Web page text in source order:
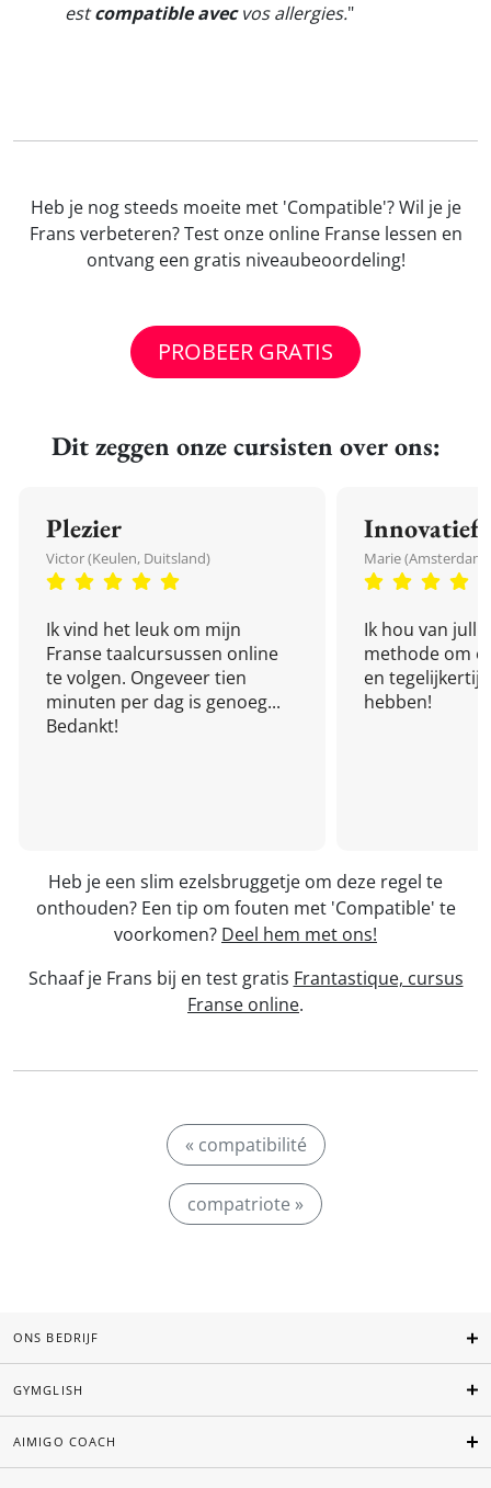
estcompatible avecvos allergies."
Heb je nog steeds moeite met 'Compatible'? Wil je je
Frans verbeteren? Test onze online Franse lessen en
ontvang een gratis niveaubeoordeling!
PROBEER GRATIS
Dit zeggen onze cursisten over ons:
Plezier
Victor (Keulen, Duitsland)
Ik vind het leuk om mijn
Franse taalcursussen online
te volgen. Ongeveer tien
minuten per dag is genoeg...
Bedankt!
Innovatief
Marie
Ik hou van
methode om
en
hebben!
Heb je een slim ezelsbruggetje om deze regel te
onthouden? Een tip om fouten met 'Compatible' te
voorkomen? Deel hem met ons!
Schaaf je Frans bij en test gratis Frantastique, cursus
Franse online.
« compatibilité
compatriote »
ONS BEDRIJF
GYMGLISH
AIMIGO COACH